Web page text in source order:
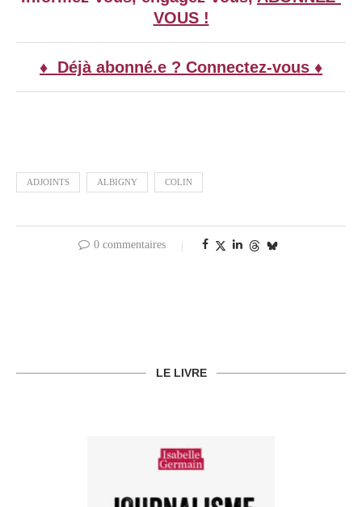
VOUS !
♦ Déjà abonné.e ? Connectez-vous ♦
ADJOINTS ALBIGNY COLIN
0 commentaires
LE LIVRE